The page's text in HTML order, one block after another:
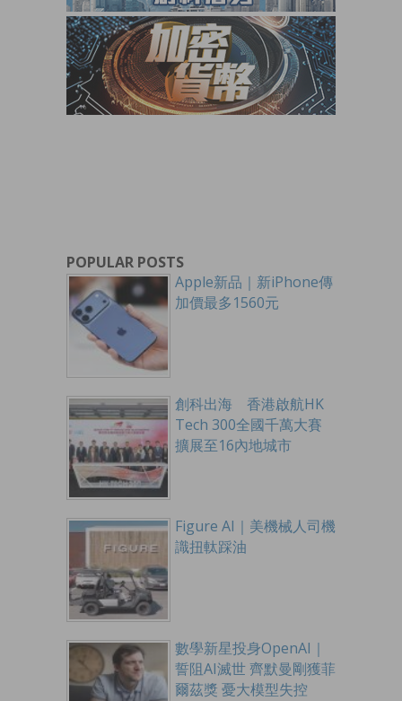
POPULAR POSTS
Apple新品｜新iPhone傳
加價最多1560元
創科出海 香港啟航HK
Tech 300全國千萬大賽
擴展至16內地城市
Figure AI｜美機械人司機
識扭軚踩油
數學新星投身OpenAI｜
誓阻AI滅世 齊默曼剛獲菲
爾茲獎 憂大模型失控